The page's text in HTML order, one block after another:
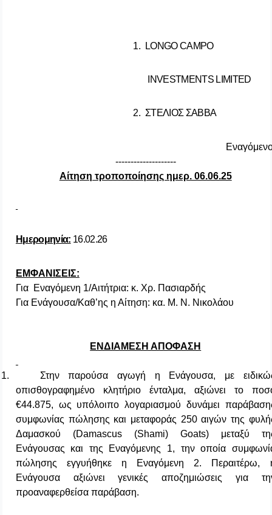
1. LONGO CAMPO
INVESTMENTS LIMITED
2. ΣΤΕΛΙΟΣ ΣΑΒΒΑ
--------------------
Αίτηση τροποποίησης ημερ. 06.06.25
Ημερομηνία: 16.02.26
ΕΜΦΑΝΙΣΕΙΣ:
Για Εναγόμενη 1/Αιτήτρια: κ. Χρ. Πασιαρδής
Για Ενάγουσα/Καθ’ης η Αίτηση: κα. Μ. Ν. Νικολάου
ΕΝΔΙΑΜΕΣΗ ΑΠΟΦΑΣΗ
1.
Στην παρούσα αγωγή η Ενάγουσα, με
οπισθογραφημένο κλητήριο ένταλμα, αξιώνει το
€44.875, ως υπόλοιπο λογαριασμού δυνάμει
συμφωνίας πώλησης και μεταφοράς 250 αιγών της
Δαμασκού (Damascus(Shami) Goats) μεταξύ
Ενάγουσας και της Εναγόμενης 1, την οποία
πώλησης εγγυήθηκε η Εναγόμενη 2. Περαιτέρω,
Ενάγουσα αξιώνει γενικές αποζημιώσεις για
προαναφερθείσα παράβαση.